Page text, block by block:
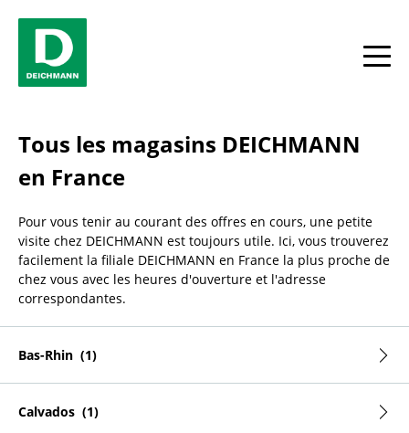
Tous
Tous les magasins DEICHMANN
en France
Pour vous tenir au courant des offres en cours, une petite
visite chez DEICHMANN est toujours utile. Ici, vous trouverez
facilement la filiale DEICHMANN en France la plus proche de
chez vous avec les heures d'ouverture et l'adresse
correspondantes.
Bas-Rhin
Calvados